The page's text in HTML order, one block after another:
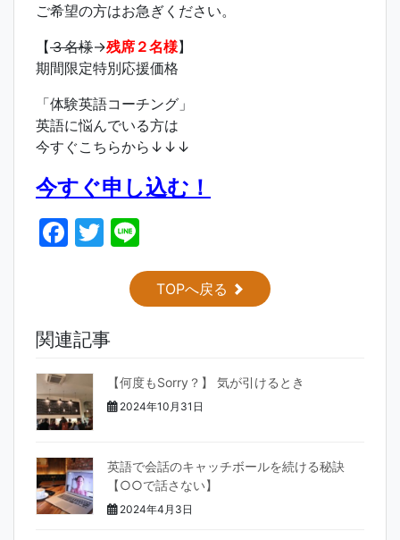
ご希望の方はお急ぎください。
【３名様→残席２名様】
期間限定特別応援価格
「体験英語コーチング」
英語に悩んでいる方は
今すぐこちらから↓↓↓
今すぐ申し込む！
F
b
o
o
k
T
itt
TOPへ戻る
関連記事
【何度もSorry？】 気が引けるとき
2024年10月31日
英語で会話のキャッチボールを続ける秘訣
【○○で話さない】
2024年4月3日